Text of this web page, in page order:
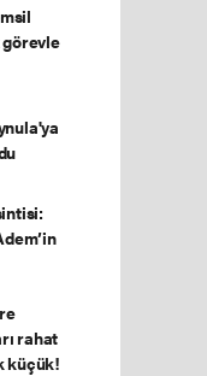
rahat
küçük!